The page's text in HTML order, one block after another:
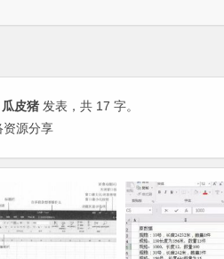
瓜皮猪 发表，共 17 字。
资源分享